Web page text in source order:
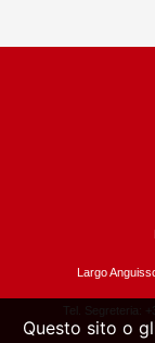
Largo
Tel. Segreteria:
Questo sito o